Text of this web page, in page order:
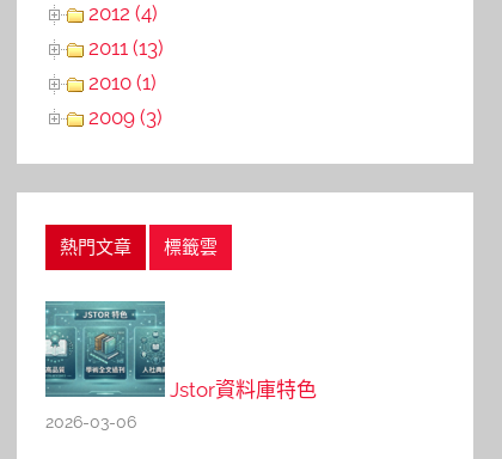
2012 (4)
2011 (13)
2010 (1)
2009 (3)
熱門文章 標籤雲
Jstor資料庫特色
2026-03-06